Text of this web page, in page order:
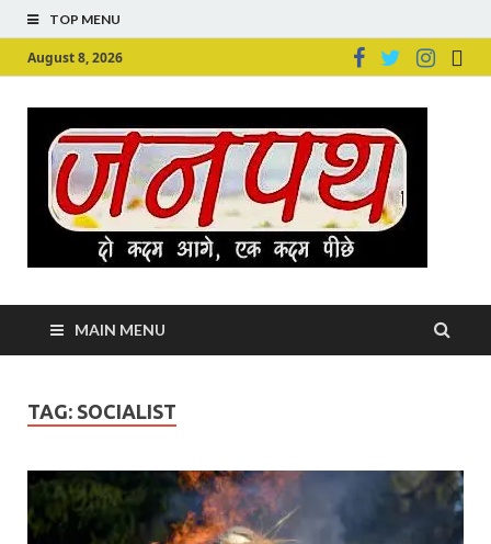
TOP MENU
August 8, 2026
MAIN MENU
TAG: SOCIALIST